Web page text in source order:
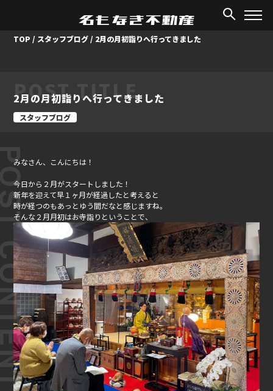
TOP / スタッフブログ / 2月の月初詣りへ行ってきました
POST TITLE
2月の月初詣りへ行ってきました
スタッフブログ
みなさん、こんにちは！
今日から２月がスタートしました！
新年を迎えて早１ヶ月が経過したと考えると
時が経つのもあっとゆう間だなと感じますね。
そんな２月月初はお寺詣りということで、